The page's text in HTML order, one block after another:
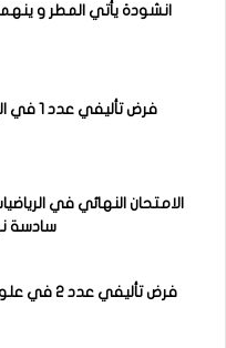
انشودة يأتي المطر و
فرض تأليفي عدد 1 في الرياضيات 9 أساسي
الامتحان النهائي في
سادسة